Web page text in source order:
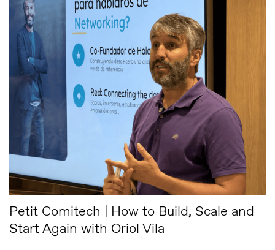
Petit Comitech | How to Build, Scale and
Start Again with Oriol Vila